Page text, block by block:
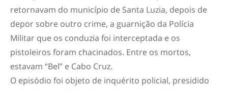
retornavam do município de Santa Luzia, depois de
depor sobre outro crime, a guarnição da Polícia
Militar que os conduzia foi interceptada e os
pistoleiros foram chacinados. Entre os mortos,
estavam “Bel” e Cabo Cruz.
O episódio foi objeto de inquérito policial, presidido